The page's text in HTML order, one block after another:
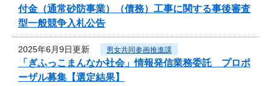
付金（通常砂防事業）（債務）工事に関する事後審査
型一般競争入札公告
2025年6月9日更新 男女共同参画推進課
「ぎふっこまんなか社会」情報発信業務委託 プロポ
ーザル募集【選定結果】